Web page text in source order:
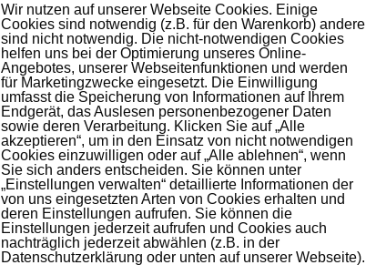
Wir nutzen auf unserer Webseite Cookies. Einige
Cookies sind notwendig (z.B. für den Warenkorb) andere
sind nicht notwendig. Die nicht-notwendigen Cookies
helfen uns bei der Optimierung unseres Online-
Angebotes, unserer Webseitenfunktionen und werden
für Marketingzwecke eingesetzt. Die Einwilligung
umfasst die Speicherung von Informationen auf Ihrem
Endgerät, das Auslesen personenbezogener Daten
sowie deren Verarbeitung. Klicken Sie auf „Alle
akzeptieren“, um in den Einsatz von nicht notwendigen
Cookies einzuwilligen oder auf „Alle ablehnen“, wenn
Sie sich anders entscheiden. Sie können unter
„Einstellungen verwalten“ detaillierte Informationen der
von uns eingesetzten Arten von Cookies erhalten und
deren Einstellungen aufrufen. Sie können die
Einstellungen jederzeit aufrufen und Cookies auch
nachträglich jederzeit abwählen (z.B. in der
Datenschutzerklärung oder unten auf unserer Webseite).